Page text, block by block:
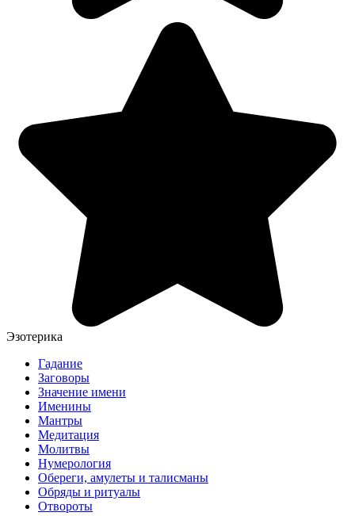
Эзотерика
Гадание
Заговоры
Значение имени
Именины
Мантры
Медитация
Молитвы
Нумерология
Обереги, амулеты и талисманы
Обряды и ритуалы
Отвороты